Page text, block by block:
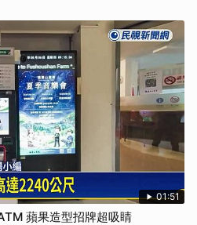
01:51
蘋果造型招牌超吸睛